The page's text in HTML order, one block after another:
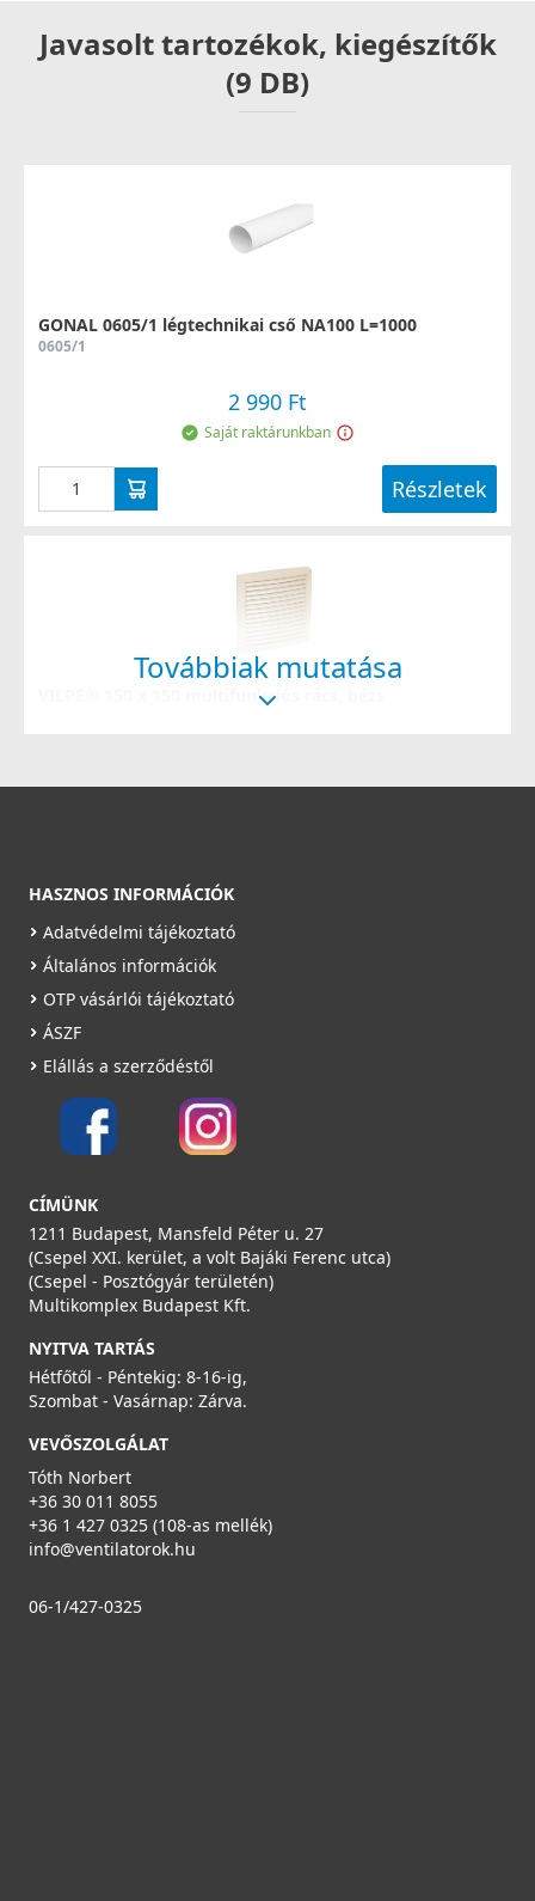
Javasolt tartozékok, kiegészítők
(9 DB)
GONAL 0605/1 légtechnikai cső NA100 L=1000
0605/1
2 990 Ft
Saját raktárunkban
Részletek
VILPE® 150 x 150 multifunkciós rács, bézs
AERAULIQA ES-100 gravitációs zsalu
3 990 Ft
AERAULIQA TP-100/270 állítható hosszméretű
000455
4 190 Ft
Továbbiak mutatása
HASZNOS INFORMÁCIÓK
Adatvédelmi tájékoztató
Általános információk
OTP vásárlói tájékoztató
ÁSZF
Elállás a szerződéstől
CÍMÜNK
1211 Budapest, Mansfeld Péter u. 27
(Csepel XXI. kerület, a volt Bajáki Ferenc utca)
(Csepel - Posztógyár területén)
Multikomplex Budapest Kft.
NYITVA TARTÁS
Hétfőtől - Péntekig: 8-16-ig,
Szombat - Vasárnap: Zárva.
VEVŐSZOLGÁLAT
Tóth Norbert
+36 30 011 8055
+36 1 427 0325 (108-as mellék)
info@ventilatorok.hu
06-1/427-0325